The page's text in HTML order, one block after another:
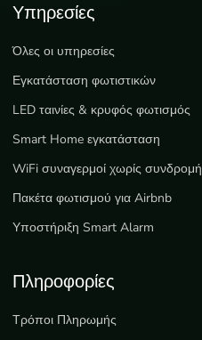
Υπηρεσίες
Όλες οι υπηρεσίες
Εγκατάσταση φωτιστικών
LED ταινίες & κρυφός φωτισμός
Smart Home εγκατάσταση
WiFi συναγερμοί χωρίς συνδρομή
Πακέτα φωτισμού για Airbnb
Υποστήριξη Smart Alarm
Πληροφορίες
Τρόποι Πληρωμής